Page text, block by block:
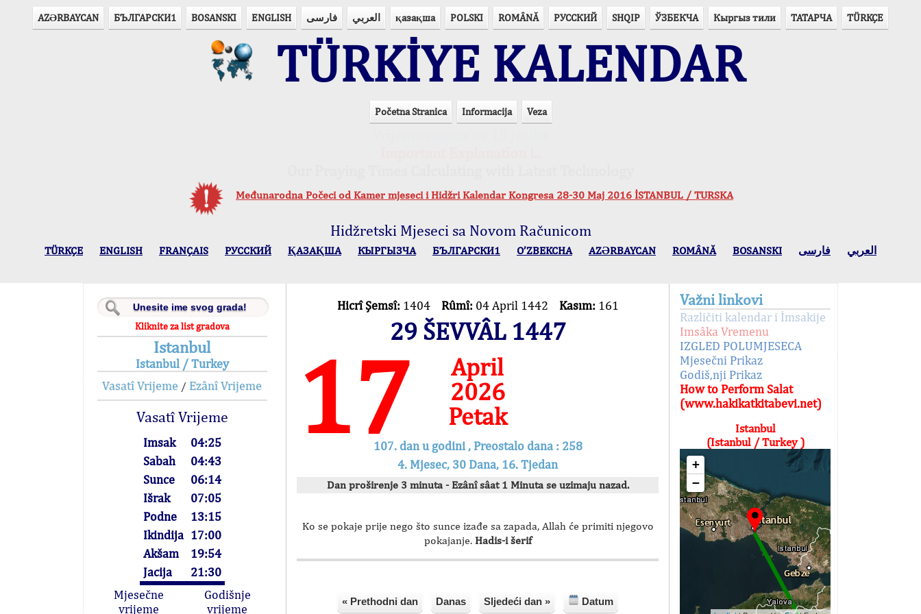
AZӘRBAYCAN БЪЛГАРСКИ1 BOSANSKI ENGLISH فارسی العربي қазақша POLSKI ROMÂNĂ РУССКИЙ SHQIP ЎЗБЕКЧА Кыргыз тили ТАТАРЧА TÜRKÇE
TÜRKİYE KALENDAR
Početna Stranica Informacija Veza
Međunarodna Počeci od Kamer mjeseci i Hidžri Kalendar Kongresa 28-30 Maj 2016 İSTANBUL / TURSKA
Hidžretski Mjeseci sa Novom Računicom
TÜRKÇE ENGLISH FRANÇAIS РУССКИЙ ҚАЗАҚША КЫPГЫЗЧA БЪЛГАРСКИ1 O’ZBEKCHA AZӘRBAYCAN ROMÂNĂ BOSANSKI العربي فارسی
Kliknite za list gradova
Istanbul
Istanbul / Turkey
Vasatî Vrijeme / Ezânî Vrijeme
Vasatî Vrijeme
Imsak
04:25
Sabah
04:43
Sunce
06:14
Išrak
07:05
Podne
13:15
Ikindija 17:00
Akšam
19:54
Jacija
21:30
Mjesečne
vrijeme
Godišnje
vrijeme
Hicrî Şemsî: 1404 Rûmî: 04 April 1442 Kasım: 161
29 ŠEVVÂL 1447
17
April
2026
Petak
107. dan u godini , Preostalo dana : 258
4. Mjesec, 30 Dana, 16. Tjedan
Dan proširenje 3 minuta - Ezânî sâat 1 Minuta se uzimaju nazad.
Ko se pokaje prije nego što sunce izađe sa zapada, Allah će primiti njegovo
pokajanje. Hadis-i šerif
« Prethodni dan Danas Sljedeći dan » Datum
Važni linkovi
Različiti kalendar i İmsakije
Imsâka Vremenu
IZGLED POLUMJESECA
Mjesečni Prikaz
Godiš,nji Prikaz
How to Perform Salat
(www.hakikatkitabevi.net)
Istanbul
(Istanbul / Turkey )
+
−